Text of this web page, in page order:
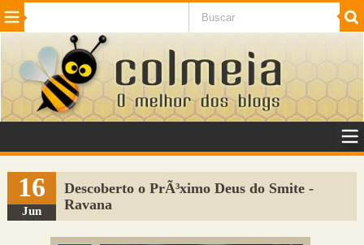
Beleza Cinema e TV
Internet Jogos NotÃ­cias SaÃºde
VeÃ­culos Adulto
Sugerir Link
Adicionar Blog
Colmeia Exchange
16
Jun
Descoberto o PrÃ³ximo Deus do Smite -
Ravana